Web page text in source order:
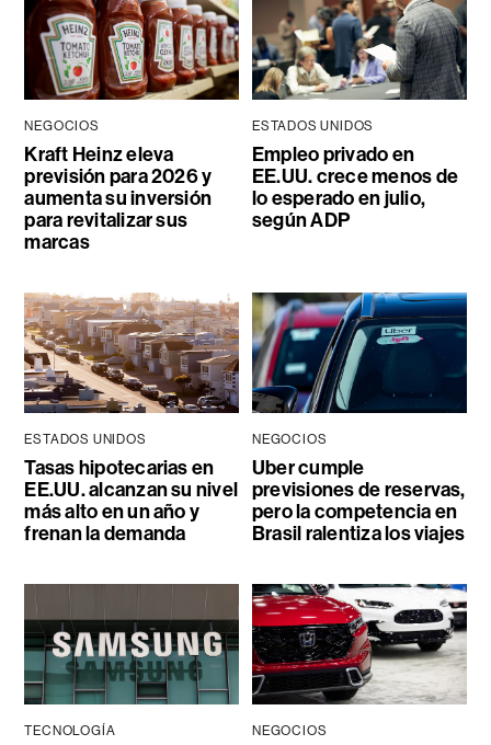
NEGOCIOS
Kraft Heinz eleva
previsión para 2026 y
aumenta su inversión
para revitalizar sus
marcas
ESTADOS UNIDOS
Empleo privado en
EE.UU. crece menos de
lo esperado en julio,
según ADP
ESTADOS UNIDOS
Tasas hipotecarias en
EE.UU. alcanzan su nivel
más alto en un año y
frenan la demanda
NEGOCIOS
Uber cumple
previsiones de reservas,
pero la competencia en
Brasil ralentiza los viajes
TECNOLOGÍA NEGOCIOS